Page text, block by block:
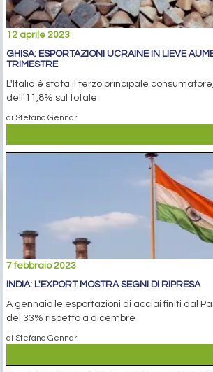
12 aprile 2023
GHISA: ESPORTAZIONI UCRAINE IN LIEVE
TRIMESTRE
L'Italia è stata il terzo principale
dell'11,8% sul totale
di Stefano Gennari
7 febbraio 2023
INDIA: L'EXPORT MOSTRA SEGNI DI RIPRESA
A gennaio le esportazioni di acciai finiti dal
del 33% rispetto a dicembre
di Stefano Gennari